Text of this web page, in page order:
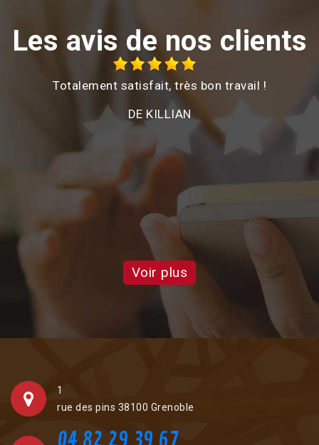
Les avis de nos clients
Totalement satisfait, très bon travail !
DE KILLIAN
Voir plus
1
rue des pins 38100 Grenoble